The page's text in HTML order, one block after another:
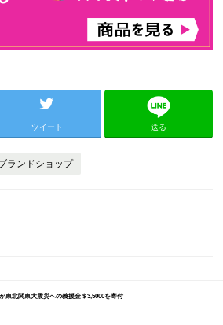
ツイート 送る
ランドショップ
東北関東大震災への義援金＄3,5000を寄付